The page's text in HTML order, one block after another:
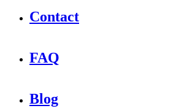
Contact
FAQ
Blog